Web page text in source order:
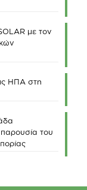
με τον
ΗΠΑ στη
του